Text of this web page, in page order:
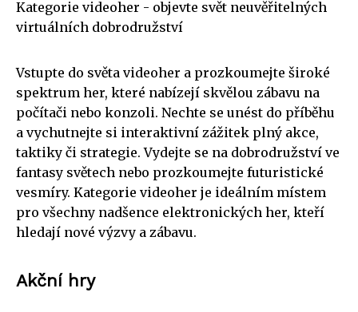
Kategorie videoher - objevte svět neuvěřitelných
virtuálních dobrodružství
Vstupte do světa videoher a prozkoumejte široké
spektrum her, které nabízejí skvělou zábavu na
počítači nebo konzoli. Nechte se unést do příběhu
a vychutnejte si interaktivní zážitek plný akce,
taktiky či strategie. Vydejte se na dobrodružství ve
fantasy světech nebo prozkoumejte futuristické
vesmíry. Kategorie videoher je ideálním místem
pro všechny nadšence elektronických her, kteří
hledají nové výzvy a zábavu.
Akční hry